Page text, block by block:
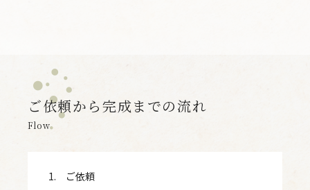
ご依頼から完成までの流れ
Flow
1. ご依頼